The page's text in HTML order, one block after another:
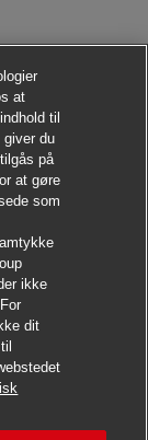
at
til
giver du
på
at gøre
som
ikke
dit